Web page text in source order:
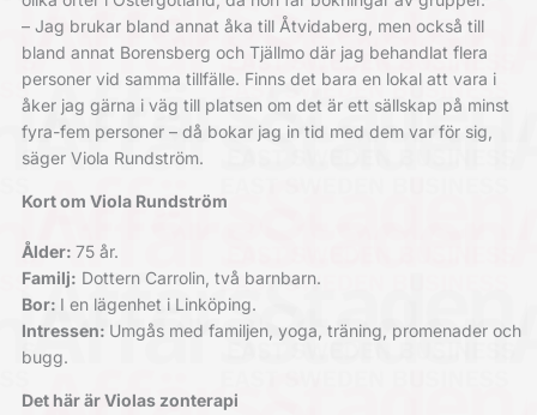
– Jag brukar bland annat åka till ­Åtvidaberg, men också till
bland annat Borensberg och Tjällmo där jag ­behandlat flera
personer vid samma tillfälle. Finns det bara en lokal att vara i
åker jag gärna i väg till platsen om det är ett sällskap på minst
fyra-fem personer – då bokar jag in tid med dem var för sig,
säger Viola Rundström.
Kort om Viola Rundström
Ålder: 75 år.
Familj: Dottern Carrolin, två barnbarn.
Bor: I en lägenhet i Linköping.
Intressen: Umgås med familjen, yoga, träning, promenader och
bugg.
Det här är Violas zonterapi